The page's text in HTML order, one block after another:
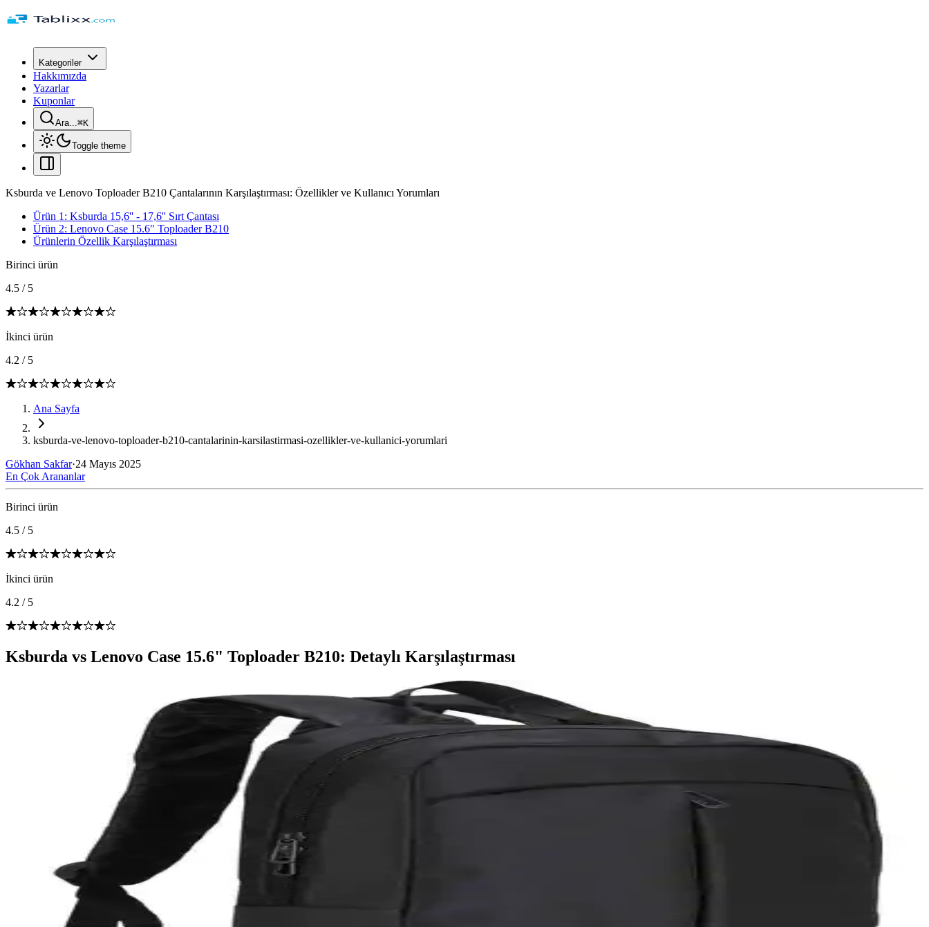
Kategoriler
Hakkımızda
Yazarlar
Kuponlar
Ara...⌘K
Toggle theme
Ksburda ve Lenovo Toploader B210 Çantalarının Karşılaştırması: Özellikler ve Kullanıcı Yorumları
Ürün 1: Ksburda 15,6'' - 17,6'' Sırt Çantası
Ürün 2: Lenovo Case 15.6" Toploader B210
Ürünlerin Özellik Karşılaştırması
Birinci ürün
4.5 / 5
İkinci ürün
4.2 / 5
Ana Sayfa
ksburda-ve-lenovo-toploader-b210-cantalarinin-karsilastirmasi-ozellikler-ve-kullanici-yorumlari
Gökhan Sakfar·24 Mayıs 2025
En Çok Arananlar
Birinci ürün
4.5 / 5
İkinci ürün
4.2 / 5
Ksburda vs Lenovo Case 15.6" Toploader B210: Detaylı Karşılaştırması